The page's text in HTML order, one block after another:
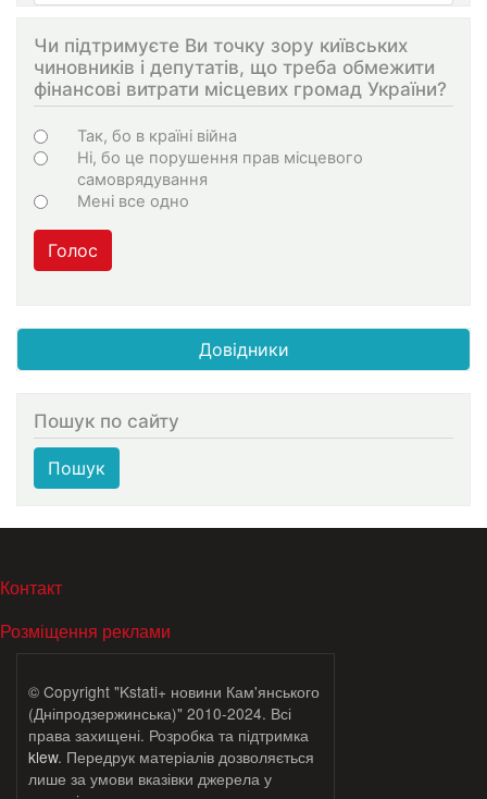
Чи підтримуєте Ви точку зору київських
чиновників і депутатів, що треба обмежити
фінансові витрати місцевих громад України?
Варіанти
Так, бо в країні війна
Ні, бо це порушення прав місцевого
самоврядування
Мені все одно
Голос
Довідники
Пошук по сайту
Пошук
МЕНЮ В ПОДВАЛЕ
Контакт
Розміщення реклами
© Copyright "Kstati+ новини Кам'янського
(Дніпродзержинська)" 2010-2024. Всі
права захищені. Розробка та підтримка
klew. Передрук матеріалів дозволяється
лише за умови вказівки джерела у